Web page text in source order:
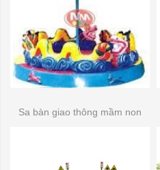
Sa bàn giao thông mầm non